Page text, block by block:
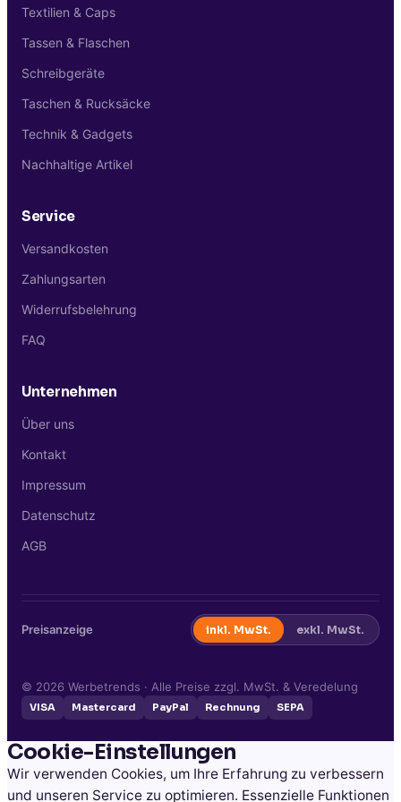
Textilien & Caps
Tassen & Flaschen
Schreibgeräte
Taschen & Rucksäcke
Technik & Gadgets
Nachhaltige Artikel
Service
Versandkosten
Zahlungsarten
Widerrufsbelehrung
FAQ
Unternehmen
Über uns
Kontakt
Impressum
Datenschutz
AGB
Preisanzeige inkl. MwSt. exkl. MwSt.
© 2026 Werbetrends · Alle Preise zzgl. MwSt. & Veredelung
VISA Mastercard PayPal Rechnung SEPA
Cookie-Einstellungen
Wir verwenden Cookies, um Ihre Erfahrung zu verbessern
und unseren Service zu optimieren. Essenzielle Funktionen